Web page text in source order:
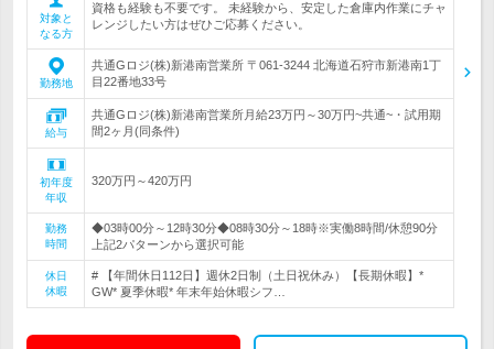
対象と
なる方
資格も経験も不要です。 未経験から、安定した倉庫内作業にチャ
レンジしたい方はぜひご応募ください。
勤務地
共通Gロジ(株)新港南営業所 〒061-3244 北海道石狩市新港南1丁
目22番地33号
給与
共通Gロジ(株)新港南営業所月給23万円～30万円~共通~・試用期
間2ヶ月(同条件)
初年度
年収
320万円～420万円
勤務
時間
◆03時00分～12時30分◆08時30分～18時※実働8時間/休憩90分
上記2パターンから選択可能
休日
休暇
# 【年間休日112日】週休2日制（土日祝休み）【長期休暇】*
GW* 夏季休暇* 年末年始休暇シフ…